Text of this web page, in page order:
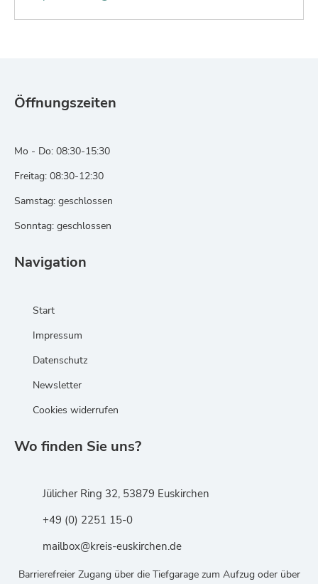
Öffnungszeiten
Mo - Do: 08:30-15:30
Freitag: 08:30-12:30
Samstag: geschlossen
Sonntag: geschlossen
Navigation
Start
Impressum
Datenschutz
Newsletter
Cookies widerrufen
Wo finden Sie uns?
Jülicher Ring 32, 53879 Euskirchen
+49 (0) 2251 15-0
mailbox@kreis-euskirchen.de
Barrierefreier Zugang über die Tiefgarage zum Aufzug oder über